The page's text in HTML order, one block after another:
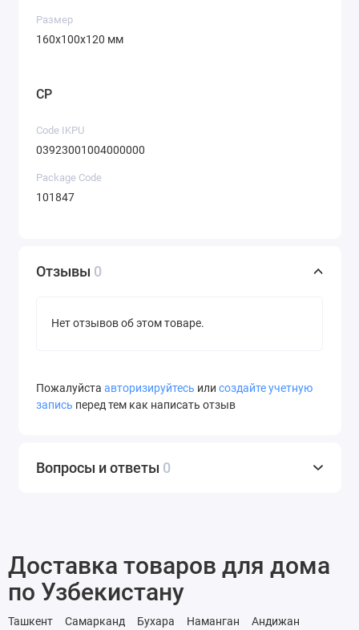
Размер
160х100х120 мм
CP
Code IKPU
03923001004000000
Package Code
101847
Отзывы 0
Нет отзывов об этом товаре.
Пожалуйста авторизируйтесь или создайте учетную
запись перед тем как написать отзыв
Вопросы и ответы 0
Доставка товаров для дома
по Узбекистану
Ташкент Самарканд Бухара Наманган
Андижан